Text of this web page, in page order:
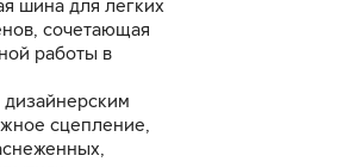
шина для легких
сочетающая
работы в
дизайнерским
сцепление,